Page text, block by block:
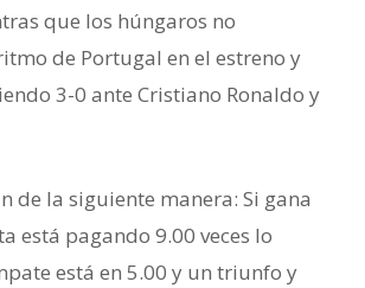
que los húngaros no
de Portugal en el estreno y
3-0 ante Cristiano Ronaldo y
de la siguiente manera: Si gana
está pagando 9.00 veces lo
está en 5.00 y un triunfo y